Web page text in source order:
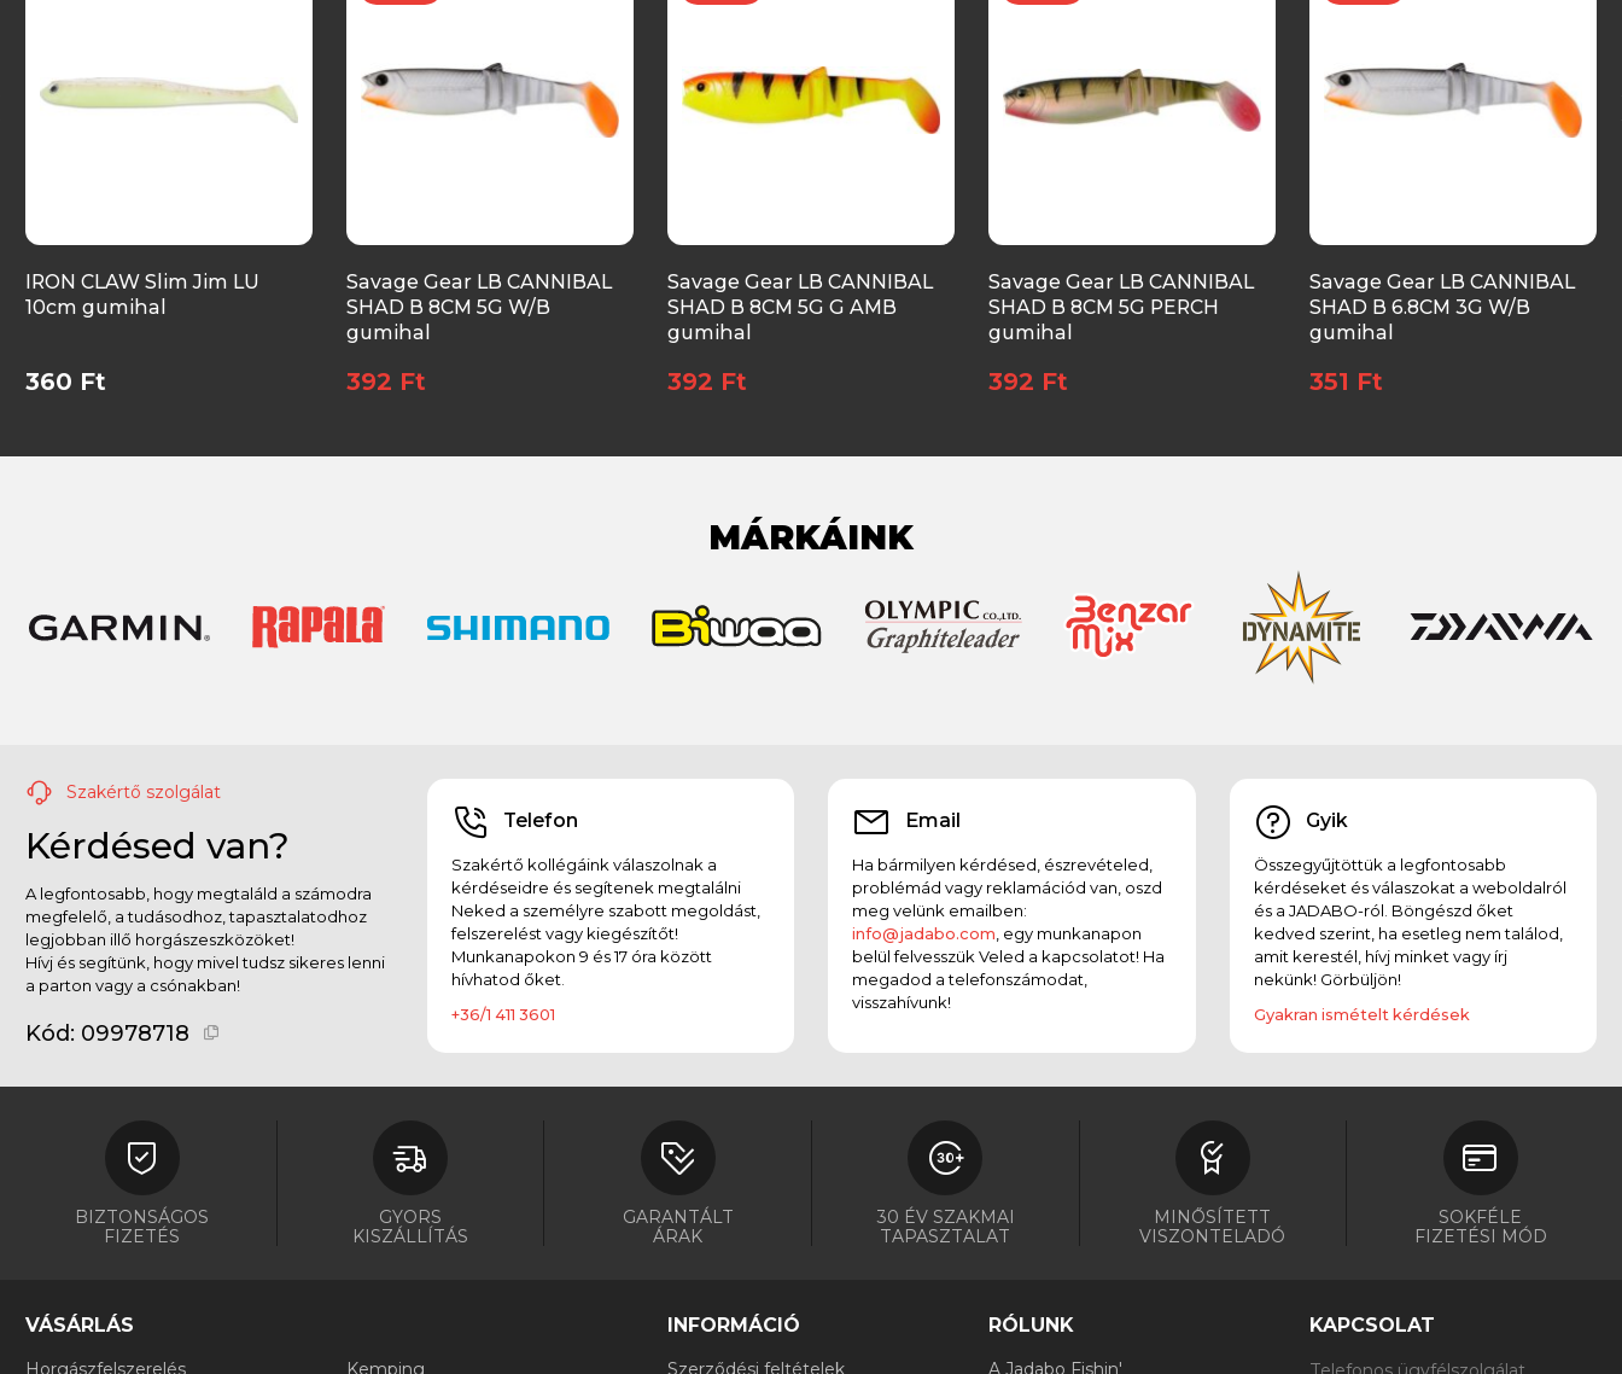
IRON CLAW Slim Jim LU
10cm gumihal
360 Ft
Savage Gear LB CANNIBAL
SHAD B 8CM 5G W/B
gumihal
392 Ft
Savage Gear LB CANNIBAL
SHAD B 8CM 5G G AMB
gumihal
392 Ft
Savage Gear LB CANNIBAL
SHAD B 8CM 5G PERCH
gumihal
392 Ft
Savage Gear LB CANNIBAL
SHAD B 6.8CM 3G W/B
gumihal
351 Ft
MÁRKÁINK
Szakértő szolgálat
Kérdésed van?
A legfontosabb, hogy megtaláld a számodra
megfelelő, a tudásodhoz, tapasztalatodhoz
legjobban illő horgászeszközöket!
Hívj és segítünk, hogy mivel tudsz sikeres lenni
a parton vagy a csónakban!
Kód: 09978718
Telefon
Szakértő kollégáink válaszolnak a
kérdéseidre és segítenek megtalálni
Neked a személyre szabott megoldást,
felszerelést vagy kiegészítőt!
Munkanapokon 9 és 17 óra között
hívhatod őket.
+36/1 411 3601
Email
Ha bármilyen kérdésed, észrevételed,
problémád vagy reklamációd van, oszd
meg velünk emailben:
info@jadabo.com , egy munkanapon
belül felvesszük Veled a kapcsolatot! Ha
megadod a telefonszámodat,
visszahívunk!
Gyik
Összegyűjtöttük a legfontosabb
kérdéseket és válaszokat a weboldalról
és a JADABO-ról. Böngészd őket
kedved szerint, ha esetleg nem találod,
amit kerestél, hívj minket vagy írj
nekünk! Görbüljön!
Gyakran ismételt kérdések
BIZTONSÁGOS
FIZETÉS
GYORS
KISZÁLLÍTÁS
GARANTÁLT
ÁRAK
30 ÉV SZAKMAI
TAPASZTALAT
MINŐSÍTETT
VISZONTELADÓ
SOKFÉLE
FIZETÉSI MÓD
VÁSÁRLÁS
Horgászfelszerelés Kemping
INFORMÁCIÓ
Szerződési feltételek
RÓLUNK
A Jadabo Fishin'
KAPCSOLAT